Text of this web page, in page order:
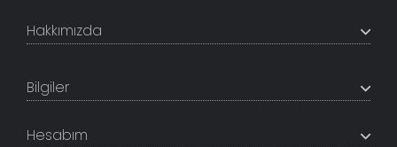
Hakkımızda
TabloShop, müşteri memnuniyetini en üst seviyede
tutmaya çalışır. Uzman kadrosu ile profesyonel işçilikle
Bilgiler
İletişim Bilgileri
Hesabım